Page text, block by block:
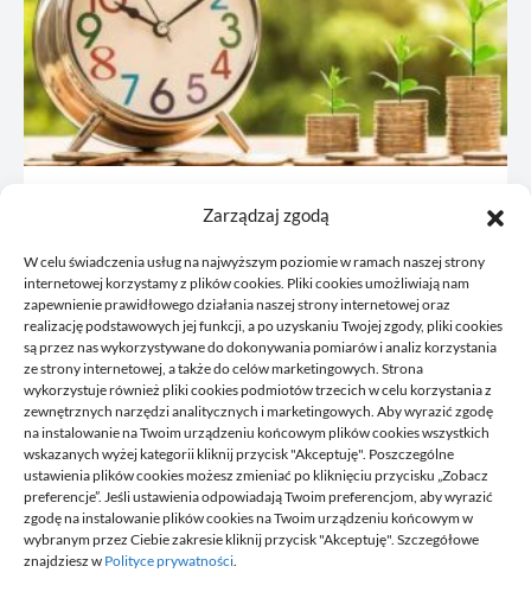
Zarządzaj zgodą
W celu świadczenia usług na najwyższym poziomie w ramach naszej strony
internetowej korzystamy z plików cookies. Pliki cookies umożliwiają nam
zapewnienie prawidłowego działania naszej strony internetowej oraz
realizację podstawowych jej funkcji, a po uzyskaniu Twojej zgody, pliki cookies
są przez nas wykorzystywane do dokonywania pomiarów i analiz korzystania
ze strony internetowej, a także do celów marketingowych. Strona
wykorzystuje również pliki cookies podmiotów trzecich w celu korzystania z
zewnętrznych narzędzi analitycznych i marketingowych. Aby wyrazić zgodę
na instalowanie na Twoim urządzeniu końcowym plików cookies wszystkich
wskazanych wyżej kategorii kliknij przycisk "Akceptuję". Poszczególne
ustawienia plików cookies możesz zmieniać po kliknięciu przycisku „Zobacz
preferencje”. Jeśli ustawienia odpowiadają Twoim preferencjom, aby wyrazić
zgodę na instalowanie plików cookies na Twoim urządzeniu końcowym w
wybranym przez Ciebie zakresie kliknij przycisk "Akceptuję". Szczegółowe
znajdziesz w Polityce prywatności.
JDG: co omówić z księgową przed
21/06/2026
DELPHINIUS
Delphinus to miejsce, gdzie znajdziesz newsy, które przydadzą się
tobie w codziennym życiu. Na stronie umieszczamy także ciekawe